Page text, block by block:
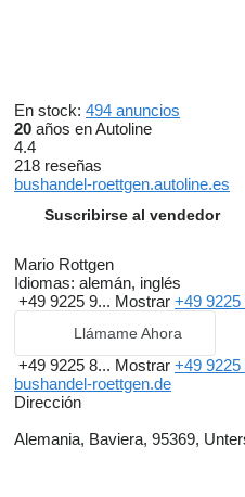
En stock: 494 anuncios
20 años en Autoline
4.4
218 reseñas
bushandel-roettgen.autoline.es
Suscribirse al vendedor
Mario Rottgen
Idiomas: alemán, inglés
+49 9225 9... Mostrar +49 9225
Llámame Ahora
+49 9225 8... Mostrar +49 9225
bushandel-roettgen.de
Dirección
Alemania, Baviera, 95369,